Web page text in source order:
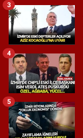
3
4
5